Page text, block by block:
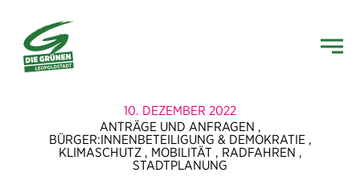
10. DEZEMBER 2022
ANTRÄGE UND ANFRAGEN ,
BÜRGER:INNENBETEILIGUNG & DEMOKRATIE,
KLIMASCHUTZ, MOBILITÄT , RADFAHREN ,
STADTPLANUNG